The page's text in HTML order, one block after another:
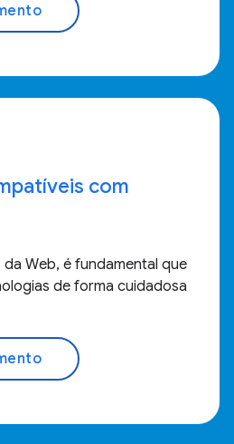
com
Web, é fundamental que
de forma cuidadosa